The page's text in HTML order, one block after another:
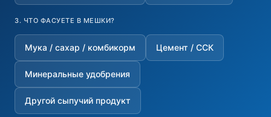
3. ЧТО ФАСУЕТЕ В МЕШКИ?
Мука / сахар / комбикорм Цемент / ССК
Минеральные удобрения
Другой сыпучий продукт